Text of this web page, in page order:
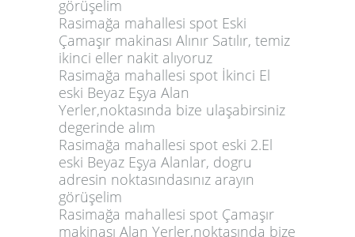
görüşelim
Rasimağa mahallesi spot Eski
Çamaşır makinası Alınır Satılır, temiz
ikinci eller nakit alıyoruz
Rasimağa mahallesi spot İkinci El
eski Beyaz Eşya Alan
Yerler,noktasında bize ulaşabirsiniz
degerinde alım
Rasimağa mahallesi spot eski 2.El
eski Beyaz Eşya Alanlar, dogru
adresin noktasındasınız arayın
görüşelim
Rasimağa mahallesi spot Çamaşır
makinası Alan Yerler,noktasında bize